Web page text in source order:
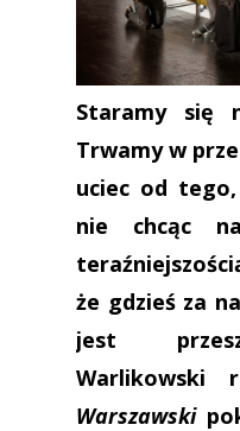
Staramy się
Trwamy w
uciec od
nie chcąc
że gdzieś za
jest
Warlikowski
Warszawski